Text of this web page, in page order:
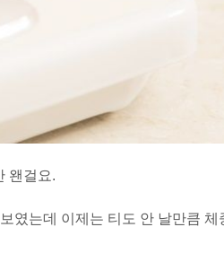
왠걸요.
였는데 이제는 티도 안 날만큼 체